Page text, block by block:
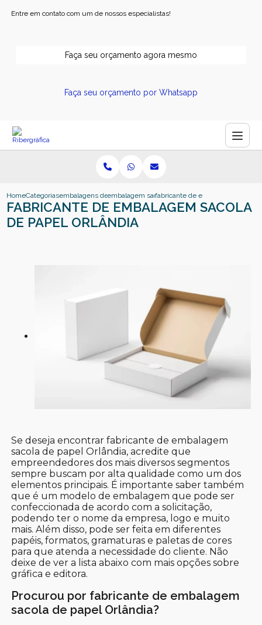
Entre em contato com um de nossos especialistas!
Faça seu orçamento agora mesmo
Faça seu orçamento por Whatsapp
HomeCategoriasembalagens de papelembalagem sacola de papelfabricante de embalagem sacola
FABRICANTE DE EMBALAGEM SACOLA
DE PAPEL ORLÂNDIA
Se deseja encontrar fabricante de embalagem
sacola de papel Orlândia, acredite que
empreendedores dos mais diversos segmentos
sempre buscam por alta qualidade como um dos
elementos principais. É importante saber também
que é um modelo de embalagem que pode ser
confeccionada de acordo com a solicitação,
podendo ter o nome da empresa, logo e muito
mais. Além disso, pode ser feita em diferentes
papéis, formatos, gramaturas e paletas de cores
para que atenda a necessidade do cliente. Não
deixe de ver a lista abaixo com mais opções sobre
gráfica e editora.
Procurou por fabricante de embalagem
sacola de papel Orlândia?